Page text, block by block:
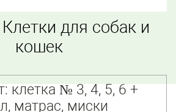
для собак и
кошек
клетка № 3, 4, 5, 6 +
матрас, миски